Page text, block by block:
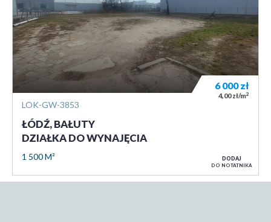
LOK-GW-3853
ŁÓDŹ, BAŁUTY
DZIAŁKA DO WYNAJĘCIA
1 500 M²
6 000zł
4,00 zł/m2
DODAJ
DO NOTATNIKA